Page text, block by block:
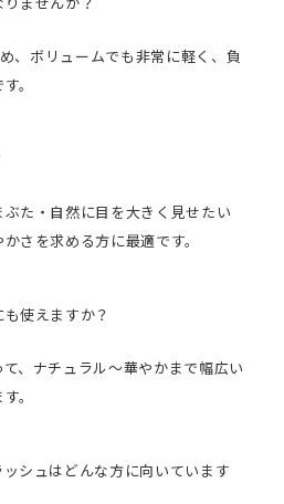
、ボリュームでも非常に軽く、負
。
た・自然に目を大きく見せたい
さを求める方に最適です。
使えますか？
、ナチュラル〜華やかまで幅広い
。
シュはどんな方に向いています